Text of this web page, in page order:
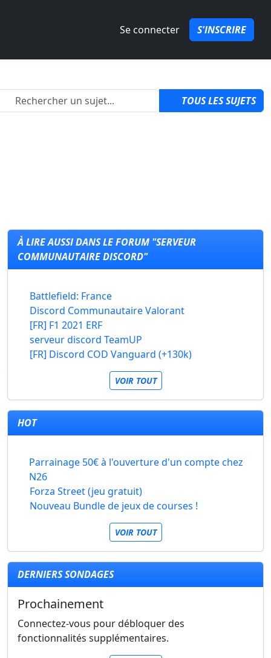
Se connecter S'INSCRIRE
2 TOUS LES SUJETS
À LIRE AUSSI DANS LE FORUM "SERVEUR
COMMUNAUTAIRE DISCORD"
Battlefield: France
Discord Communautaire Valorant
[FR] F1 2021 ERF
serveur discord TeamUP
[FR] Discord COD Vanguard (+130k)
VOIR TOUT
HOT
Parrainage 50€ à l'ouverture d'un compte chez
N26
Forza Street (jeu gratuit)
Nouveau Bundle de jeux de courses !
VOIR TOUT
DERNIERS SONDAGES
Prochainement
Connectez-vous pour débloquer des
fonctionnalités supplémentaires.